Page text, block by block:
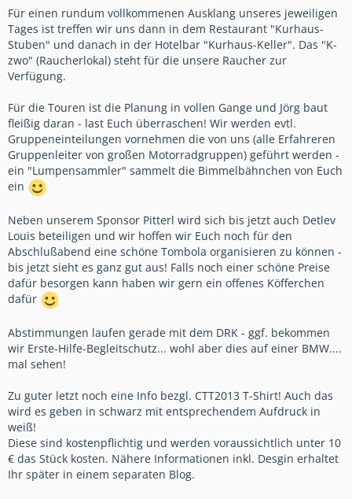
Für einen rundum vollkommenen Ausklang unseres jeweiligen
Tages ist treffen wir uns dann in dem Restaurant "Kurhaus-
Stuben" und danach in der Hotelbar "Kurhaus-Keller". Das "K-
zwo" (Raucherlokal) steht für die unsere Raucher zur
Verfügung.
Für die Touren ist die Planung in vollen Gange und Jörg baut
fleißig daran - last Euch überraschen! Wir werden evtl.
Gruppeneinteilungen vornehmen die von uns (alle Erfahreren
Gruppenleiter von großen Motorradgruppen) geführt werden -
ein "Lumpensammler" sammelt die Bimmelbähnchen von Euch
ein
Neben unserem Sponsor Pitterl wird sich bis jetzt auch Detlev
Louis beteiligen und wir hoffen wir Euch noch für den
Abschlußabend eine schöne Tombola organisieren zu können -
bis jetzt sieht es ganz gut aus! Falls noch einer schöne Preise
dafür besorgen kann haben wir gern ein offenes Köfferchen
dafür
Abstimmungen laufen gerade mit dem DRK - ggf. bekommen
wir Erste-Hilfe-Begleitschutz... wohl aber dies auf einer BMW....
mal sehen!
Zu guter letzt noch eine Info bezgl. CTT2013 T-Shirt! Auch das
wird es geben in schwarz mit entsprechendem Aufdruck in
weiß!
Diese sind kostenpflichtig und werden voraussichtlich unter 10
€ das Stück kosten. Nähere Informationen inkl. Desgin erhaltet
Ihr später in einem separaten Blog.